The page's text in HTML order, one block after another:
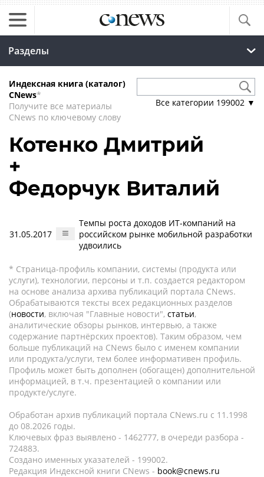
Разделы
Индексная книга (каталог)
CNews*
Получите все материалы
CNews по ключевому слову
Все категории 199002 ▼
Котенко Дмитрий
+
Федорчук Виталий
31.05.2017
Темпы роста доходов ИТ-компаний на
российском рынке мобильной разработки
удвоились
* Страница-профиль компании, системы (продукта или
услуги), технологии, персоны и т.п. создается редактором
на основе анализа архива публикаций портала CNews.
Обрабатываются тексты всех редакционных разделов
(новости, включая "Главные новости", статьи,
аналитические обзоры рынков, интервью, а также
содержание партнёрских проектов). Таким образом, чем
больше публикаций на CNews было с именем компании
или продукта/услуги, тем более информативен профиль.
Профиль может быть дополнен (обогащен) дополнительной
информацией, в т.ч. презентацией о компании или
продукте/услуге.
Обработан архив публикаций портала CNews.ru c 11.1998
до 08.2026 годы.
Ключевых фраз выявлено - 1462777, в очереди разбора -
724883.
Создано именных указателей - 199002.
Редакция Индексной книги CNews - book@cnews.ru